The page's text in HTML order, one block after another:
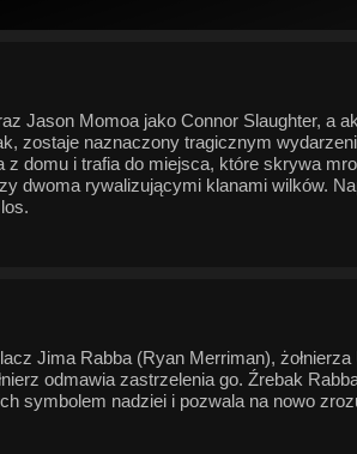
Jason Momoa jako Connor Slaughter, a
zostaje naznaczony tragicznym
domu i trafia do miejsca, które skrywa
dwoma rywalizującymi klanami wilków.
Jima Rabba (Ryan Merriman),
odmawia zastrzelenia go. Źrebak
symbolem nadziei i pozwala na nowo